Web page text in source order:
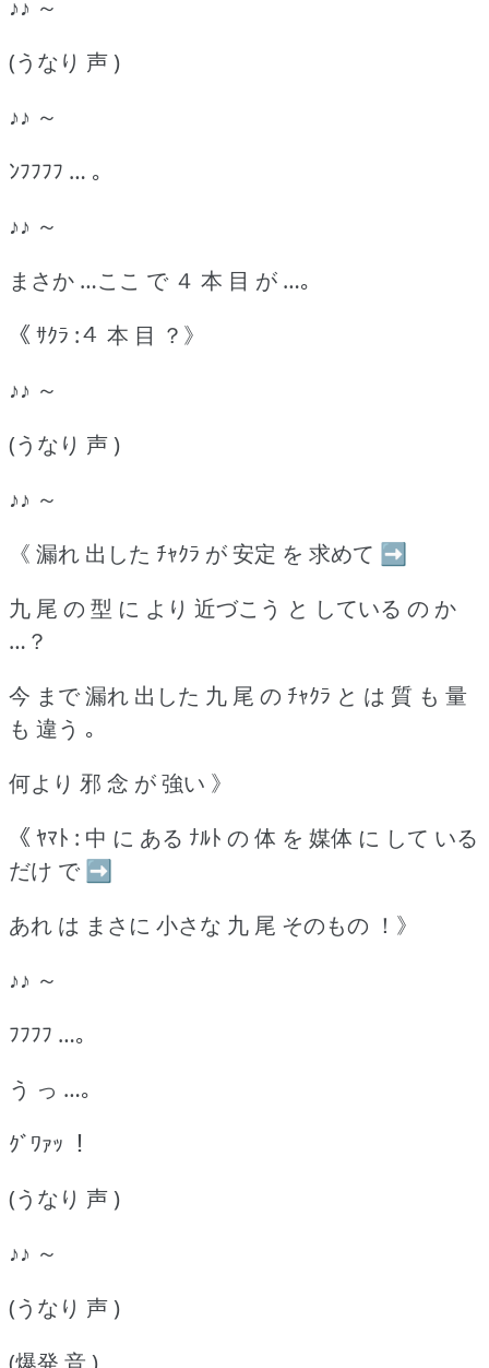
♪♪ ～
(うなり 声 )
♪♪ ～
ﾝﾌﾌﾌﾌ … ｡
♪♪ ～
まさか …ここ で ４ 本 目 が …｡
《 ｻｸﾗ :４ 本 目 ？》
♪♪ ～
(うなり 声 )
♪♪ ～
《 漏れ 出した ﾁｬｸﾗ が 安定 を 求めて ➡
九 尾 の 型 に より 近づこう と している の か
…？
今 まで 漏れ 出した 九 尾 の ﾁｬｸﾗ と は 質 も 量
も 違う ｡
何より 邪 念 が 強い 》
《 ﾔﾏﾄ : 中 に ある ﾅﾙﾄ の 体 を 媒体 に して いる
だけ で ➡
あれ は まさに 小さな 九 尾 そのもの ！》
♪♪ ～
ﾌﾌﾌﾌ …｡
う っ …｡
ｸﾞﾜｧｯ ！
(うなり 声 )
♪♪ ～
(うなり 声 )
(爆発 音 )